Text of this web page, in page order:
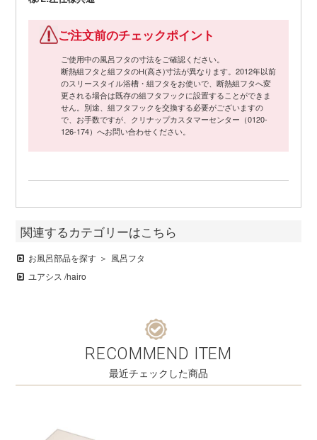
ご注文前のチェックポイント
ご使用中の風呂フタの寸法をご確認ください。
断熱組フタと組フタのH(高さ)寸法が異なります。2012年以前
のスリースタイル浴槽・組フタをお使いで、断熱組フタへ変
更される場合は既存の組フタフックに設置することができま
せん。別途、組フタフックを交換する必要がございますの
で、お手数ですが、クリナップカスタマーセンター（0120-
126-174）へお問い合わせください。
関連するカテゴリーはこちら
お風呂部品を探す
風呂フタ
ユアシス /hairo
RECOMMEND ITEM
最近チェックした商品